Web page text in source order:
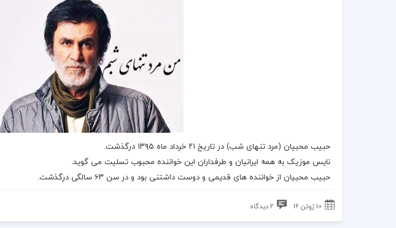
حبیب محبیان (مرد تنهای شب) در تاریخ ۲۱ خرداد ماه ۱۳۹۵ درگذشت.
نایس موزیک به همه ایرانیان و طرفداران اینخواننده محبوب تسلیت می گوید.
حبیب محبیان ازخواننده های قدیمی و دوست داشتنی بود و در سن ۶۳ سالگی درگذشت.
10 ژوئن 16 2 دیدگاه